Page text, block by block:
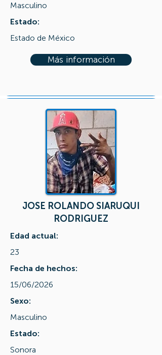
Masculino
Estado:
Estado de México
Más información
JOSE ROLANDO SIARUQUI
RODRIGUEZ
Edad actual:
23
Fecha de hechos:
15/06/2026
Sexo:
Masculino
Estado:
Sonora